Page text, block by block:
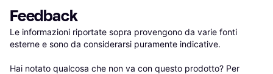
Feedback
Le informazioni riportate sopra provengono da varie fonti
esterne e sono da considerarsi puramente indicative.
Hai notato qualcosa che non va con questo prodotto? Per